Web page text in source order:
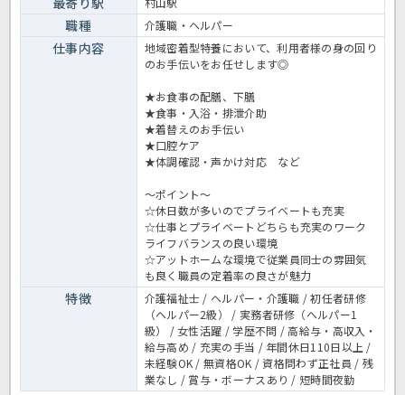
職種 介護職・ヘルパー
仕事内容
地域密着型特養において、利用者様の身の回り
のお手伝いをお任せします◎
★お食事の配膳、下膳
★食事・入浴・排泄介助
★着替えのお手伝い
★口腔ケア
★体調確認・声かけ対応 など
～ポイント～
☆休日数が多いのでプライベートも充実
☆仕事とプライベートどちらも充実のワーク
ライフバランスの良い環境
☆アットホームな環境で従業員同士の雰囲気
も良く職員の定着率の良さが魅力
特徴
介護福祉士 / ヘルパー・介護職 / 初任者研修
（ヘルパー2級） / 実務者研修（ヘルパー1
級） / 女性活躍 / 学歴不問 / 高給与・高収入・
給与高め / 充実の手当 / 年間休日110日以上 /
未経験OK / 無資格OK / 資格問わず正社員 / 残
業なし / 賞与・ボーナスあり / 短時間夜勤